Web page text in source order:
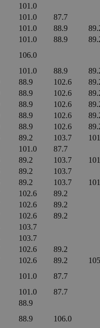
101.0
101.0
87.7
101.0 88.9
101.0 88.9
106.0
101.0 88.9
88.9 102.6
88.9 102.6
88.9 102.6
88.9 102.6
88.9 102.6
89.2 103.7
101.0
87.7
89.2 103.7
89.2
103.7
89.2 103.7
102.6
89.2
102.6
89.2
102.6
89.2
103.7
103.7
102.6
89.2
102.6 89.2
101.0
87.7
101.0
87.7
88.9
88.9 106.0